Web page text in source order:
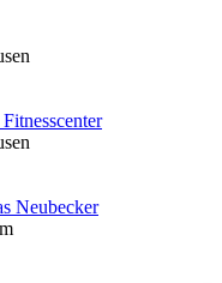
Neubecker